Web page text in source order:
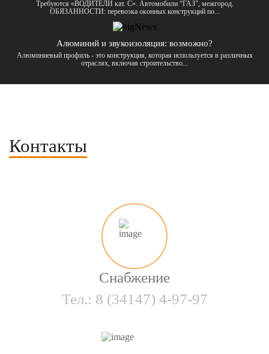
Требуются «ВОДИТЕЛИ кат. С». Автомобили “ГАЗ”, межгород.
ОБЯЗАННОСТИ: перeвозка окoнных констpукций по...
Алюминий и звукоизоляция: возможно?
Алюминиевый профиль - это конструкция, которая используется в различных
отраслях, включая строительство...
Контакты
Снабжение
Тел.: 8 (34147) 4-97-97